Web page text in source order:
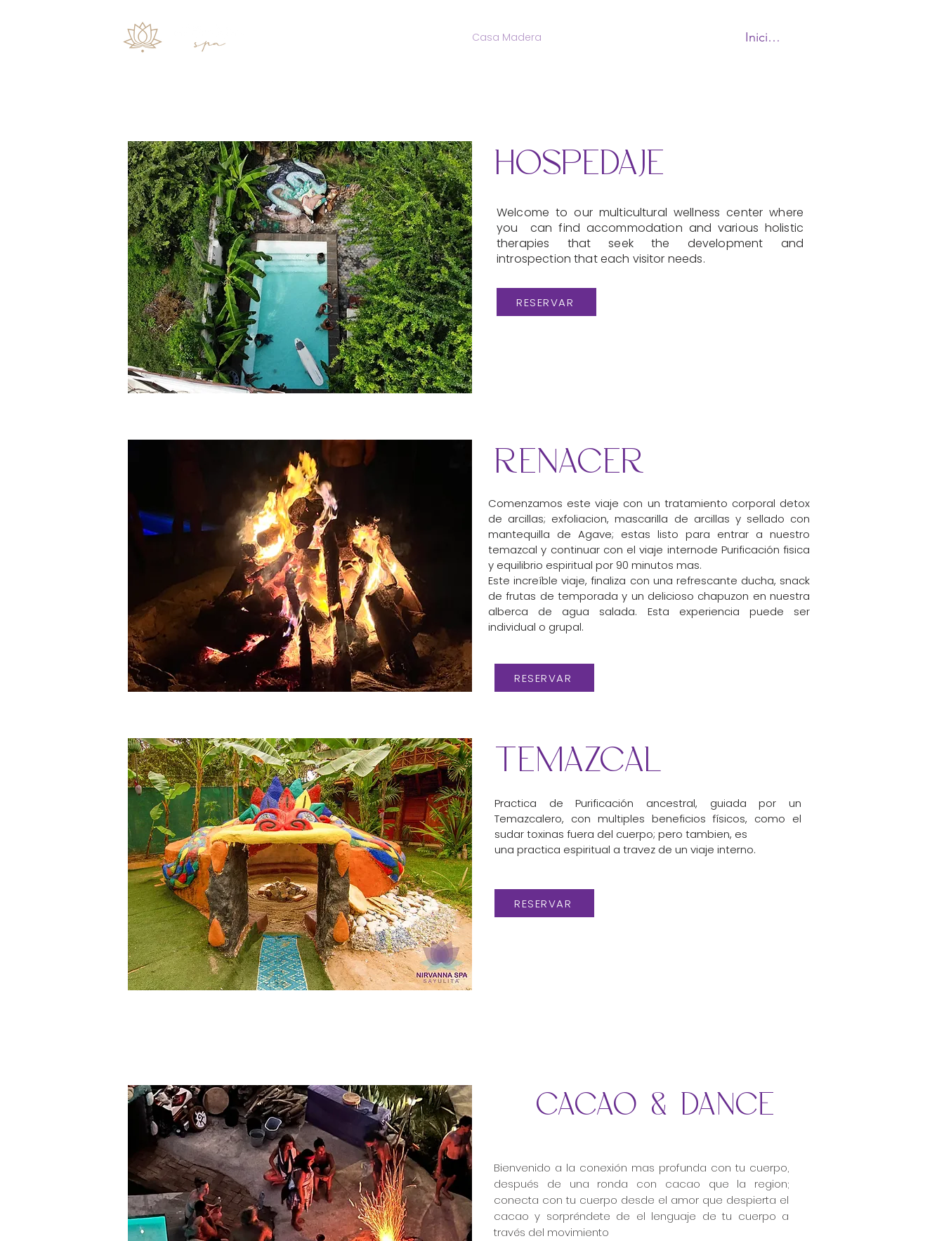
Casa Madera Iniciar sesión
HOSPEDAJE
Welcome to our multicultural wellness center where
you can find accommodation and various holistic
therapies that seek the development and
introspection that each visitor needs.
RESERVAR
renacer
Comenzamos este viaje con un tratamiento corporal detox
de arcillas; exfoliacion, mascarilla de arcillas y sellado con
mantequilla de Agave; estas listo para entrar a nuestro
temazcal y continuar con el viaje internode Purificación fisica
y equilibrio espiritual por 90 minutos mas.
Este increíble viaje, finaliza con una refrescante ducha, snack
de frutas de temporada y un delicioso chapuzon en nuestra
alberca de agua salada. Esta experiencia puede ser
individual o grupal.
RESERVAR
TEMAZCAL
Practica de Purificación ancestral, guiada por un
Temazcalero, con multiples beneficios físicos, como el
sudar toxinas fuera del cuerpo; pero tambien, es
una practica espiritual a travez de un viaje interno.
RESERVAR
CACAO & DANCE
Bienvenido a la conexión mas profunda con tu cuerpo,
después de una ronda con cacao que la region;
conecta con tu cuerpo desde el amor que despierta el
cacao y sorpréndete de el lenguaje de tu cuerpo a
través del movimiento